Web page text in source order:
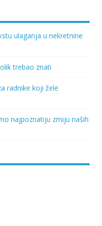
ulaganja u nekretnine
trebao znati
radnike koji žele
najpoznatiju zmiju naših